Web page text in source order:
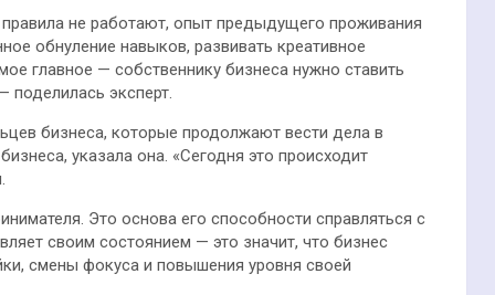
не работают, опыт предыдущего проживания
обнуление навыков, развивать креативное
главное — собственнику бизнеса нужно ставить
эксперт.
бизнеса, которые продолжают вести дела в
указала она. «Сегодня это происходит
Это основа его способности справляться с
своим состоянием — это значит, что бизнес
смены фокуса и повышения уровня своей